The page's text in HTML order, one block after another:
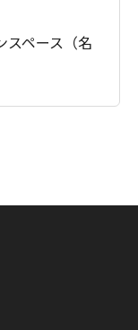
スペース（名